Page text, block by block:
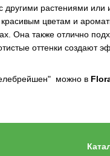
растениями или
цветам и
Она также отлично
оттенки создают
можно в